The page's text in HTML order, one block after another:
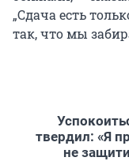
„Сдача есть
так, что мы
твердил: «Я
не